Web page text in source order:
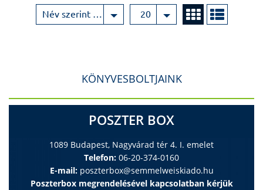
Név szerint növekvő 20
KÖNYVESBOLTJAINK
POSZTER BOX
1089 Budapest, Nagyvárad tér 4. I. emelet
Telefon: 06-20-374-0160
E-mail: poszterbox@semmelweiskiado.hu
Poszterbox megrendelésével kapcsolatban kérjük